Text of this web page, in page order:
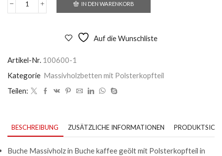
Massivholzbett
Menge
IN DEN WARENKORB
Auf die Wunschliste
Artikel-Nr. 100600-1
Kategorie Massivholzbetten mit Polsterkopfteil
Teilen:
BESCHREIBUNG ZUSÄTZLICHE INFORMATIONEN
Buche Massivholz in Buche kaffee geölt mit Polsterkopfteil in